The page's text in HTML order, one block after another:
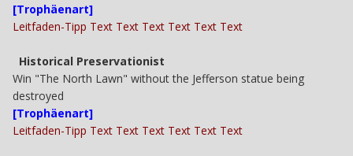
[Trophäenart]
Leitfaden-Tipp Text Text Text Text Text Text
Historical Preservationist
Win "The North Lawn" without the Jefferson statue being
destroyed
[Trophäenart]
Leitfaden-Tipp Text Text Text Text Text Text